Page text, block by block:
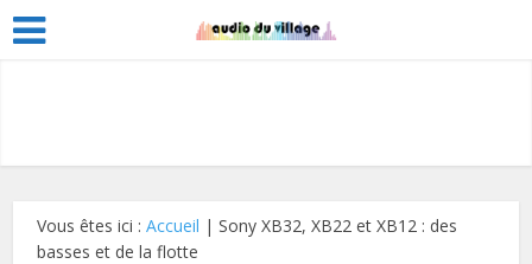
Vous êtes ici :Accueil |Sony XB32, XB22 et XB12 : des
basses et de la flotte